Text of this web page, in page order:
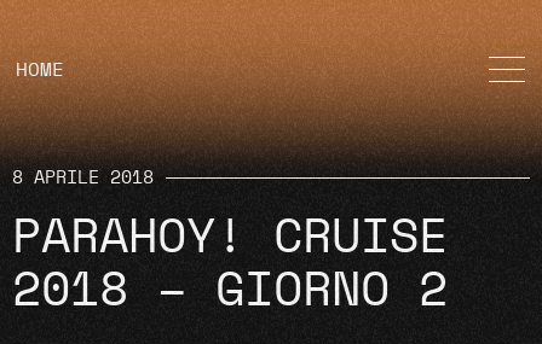
HOME
8 APRILE 2018
PARAHOY! CRUISE
2018 – GIORNO 2